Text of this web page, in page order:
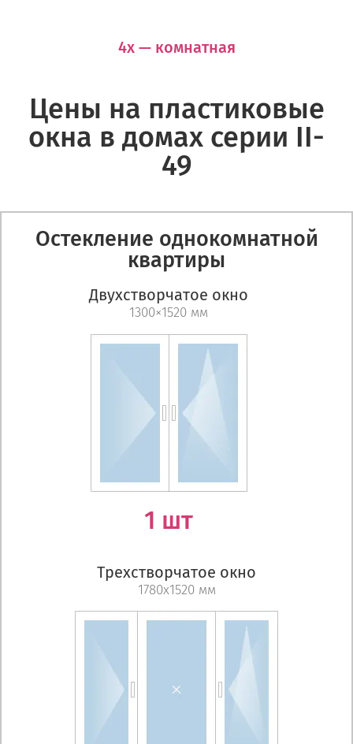
4х — комнатная
Цены на пластиковые
окна в домах серии II-
49
Остекление однокомнатной
квартиры
Двухстворчатое окно
1300×1520 мм
1 шт
Трехстворчатое окно
1780х1520 мм